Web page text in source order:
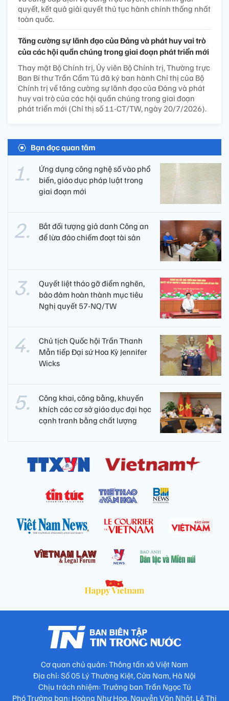
quyết, kết quả giải quyết thủ tục hành chính thống nhất
toàn quốc.
Tăng cường sự lãnh đạo của Đảng và phát huy vai trò
của các hội quần chúng trong giai đoạn phát triển mới
Thay mặt Bộ Chính trị, Ủy viên Bộ Chính trị, Thường trực
Ban Bí thư Trần Cẩm Tú đã ký ban hành Chỉ thị của Bộ
Chính trị về tăng cường sự lãnh đạo của Đảng và phát
huy vai trò của các hội quần chúng trong giai đoạn
phát triển mới (Chỉ thị số 11-CT/TW, ngày 20/7/2026).
Bạn đọc quan tâm
Ứng dụng công nghệ số vào phổ
biến, giáo dục pháp luật trong
giai đoạn mới
Bắt đối tượng giả danh Công an
để lừa đảo chiếm đoạt tài sản
Quyết liệt tháo gỡ điểm nghẽn,
bảo đảm hoàn thành mục tiêu
Nghị quyết 57-NQ/TW
Chủ tịch Quốc hội Trần Thanh
Mẫn tiếp Đại sứ Hoa Kỳ Jennifer
Wicks
Công khai, công bằng, khuyến
khích các cơ sở giáo dục đại học
cạnh tranh bằng chất lượng​
Cơ quan chủ quản: Thông tấn xã Việt Nam
Địa chỉ: Số 05 Lý Thường Kiệt, Cửa Nam, Hà Nội
Chịu trách nhiệm: Trưởng ban Trần Ngọc Tú
Phó Trưởng ban: Hoàng Như Hoa, Nguyễn Văn Nhật, Lê Thị